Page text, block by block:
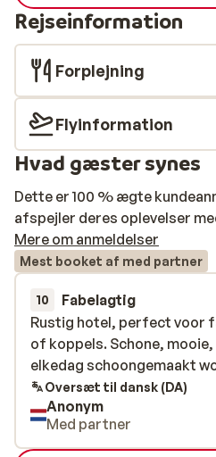
Rejseinformation
Forplejning
Flyinformation
Hvad gæster synes
Dette er 100 % ægte
afspejler deres oplevelser
Mere om anmeldelser
Mest booket af med partner
10 Fabelagtig
Rustig hotel, perfect voor
of koppels. Schone,
elkedag schoongemaakt
Rustig hotel, perfect voor
of koppels. Schone,
elkedag schoongemaakt
Oversæt til dansk (DA)
Anonym
Med partner